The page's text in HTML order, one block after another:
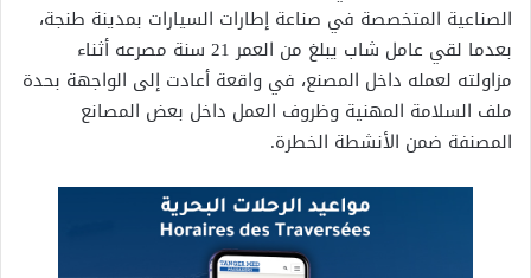
الصناعية المتخصصة في صناعة إطارات السيارات بمدينة طنجة،
بعدما لقي عامل شاب يبلغ من العمر 21 سنة مصرعه أثناء
مزاولته لعمله داخل المصنع، في واقعة أعادت إلى الواجهة بحدة
ملف السلامة المهنية وظروف العمل داخل بعض المصانع
المصنفة ضمن الأنشطة الخطرة.